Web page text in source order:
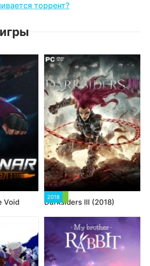
торрент?
Void
2018
Darksiders III (2018)